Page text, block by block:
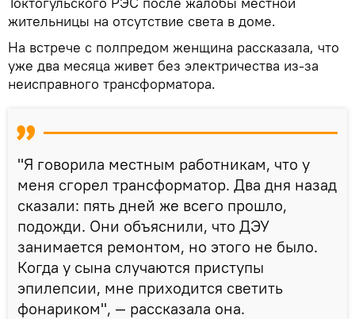
жительницы на отсутствие света в доме.
На встрече с полпредом женщина рассказала, что
уже два месяца живет без электричества из-за
неисправного трансформатора.
"Я говорила местным работникам, что у
меня сгорел трансформатор. Два дня назад
сказали: пять дней же всего прошло,
подожди. Они объяснили, что ДЭУ
занимается ремонтом, но этого не было.
Когда у сына случаются приступы
эпилепсии, мне приходится светить
фонариком", — рассказала она.